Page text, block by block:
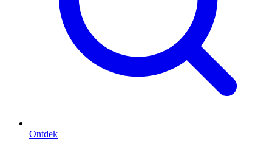
Ontdek